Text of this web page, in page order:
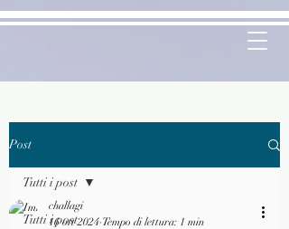
Post
Tutti i post
Tutti i post
challagi
16 ott 2024 Tempo di lettura: 1 min